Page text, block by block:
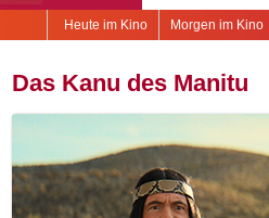
Morgen im Kino
Heute im Kino
Das Kanu des Manitu